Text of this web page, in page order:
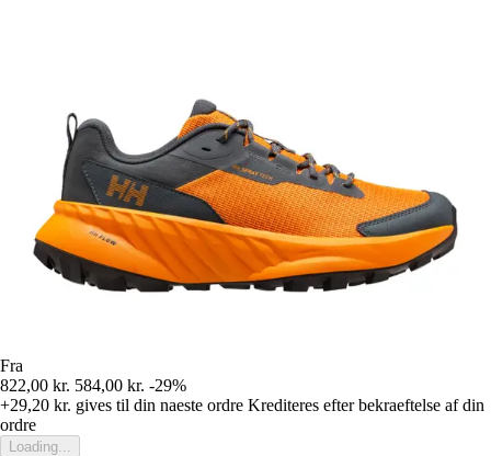
Fra
822,00 kr. 584,00 kr. -29%
+29,20 kr. gives til din naeste ordre Krediteres efter bekraeftelse af din
ordre
Loading...